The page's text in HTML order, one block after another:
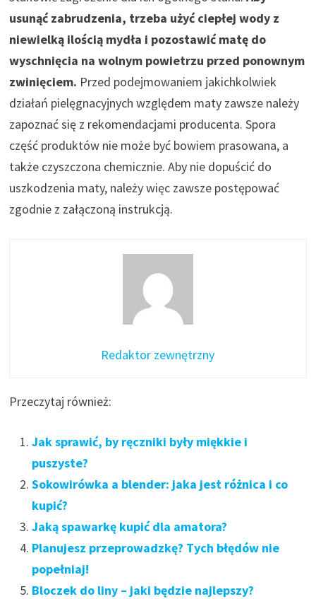
usunąć zabrudzenia, trzeba użyć ciepłej wody z
niewielką ilością mydła i pozostawić matę do
wyschnięcia na wolnym powietrzu przed ponownym
zwinięciem. Przed podejmowaniem jakichkolwiek
działań pielęgnacyjnych względem maty zawsze należy
zapoznać się z rekomendacjami producenta. Spora
część produktów nie może być bowiem prasowana, a
także czyszczona chemicznie. Aby nie dopuścić do
uszkodzenia maty, należy więc zawsze postępować
zgodnie z załączoną instrukcją.
Redaktor zewnętrzny
Przeczytaj również:
Jak sprawić, by ręczniki były miękkie i
puszyste?
Sokowirówka a blender: jaka jest różnica i co
kupić?
Jaką spawarkę kupić dla amatora?
Planujesz przeprowadzkę? Tych błędów nie
popełniaj!
Bloczek do liny – jaki będzie najlepszy?